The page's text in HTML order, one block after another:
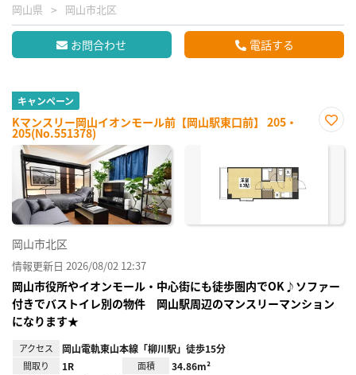
岡山県 岡山市北区
お問合わせ 電話する
キャンペーン
Kマンスリー岡山イオンモール前【岡山駅東口前】 205・
205(No.551378)
に入
岡山市北区
情報更新日 2026/08/02 12:37
岡山市役所やイオンモール・中心街にも徒歩圏内でOK♪ソファー
付きでバストイレ別の物件 岡山駅周辺のマンスリーマンション
になります★
アクセス 岡山電軌東山本線「柳川駅」徒歩15分
間取り 1R 面積 34.86m²